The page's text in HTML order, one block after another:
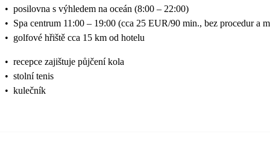
• posilovna s výhledem na oceán (8:00 – 22:00)
• Spa centrum 11:00 – 19:00 (cca 25 EUR/90 min., bez procedur a
• golfové hřiště cca 15 km od hotelu
• recepce zajištuje půjčení kola
• stolní tenis
• kulečník